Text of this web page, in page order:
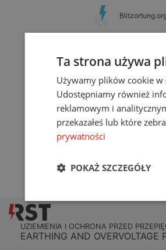
KONTAKT
RST Sp. z o.o.
ul. Gen. W. Andersa
15-113 Białystok
tel.: +48 85 307 00 85
REGON: 367662722
UZIEMIENIA I OCHRONA PRZED
EARTHING AND OVERVOLTAGE
Ta strona używa
Używamy plików cookie w
Udostępniamy również
reklamowym i
przekazałeś lub które
prywatności
POKAŻ SZCZEGÓŁY